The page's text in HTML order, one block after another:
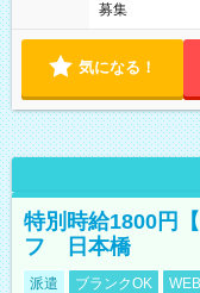
募集
気になる！
特別時給1800円
フ 日本橋
派遣 ブランクOK